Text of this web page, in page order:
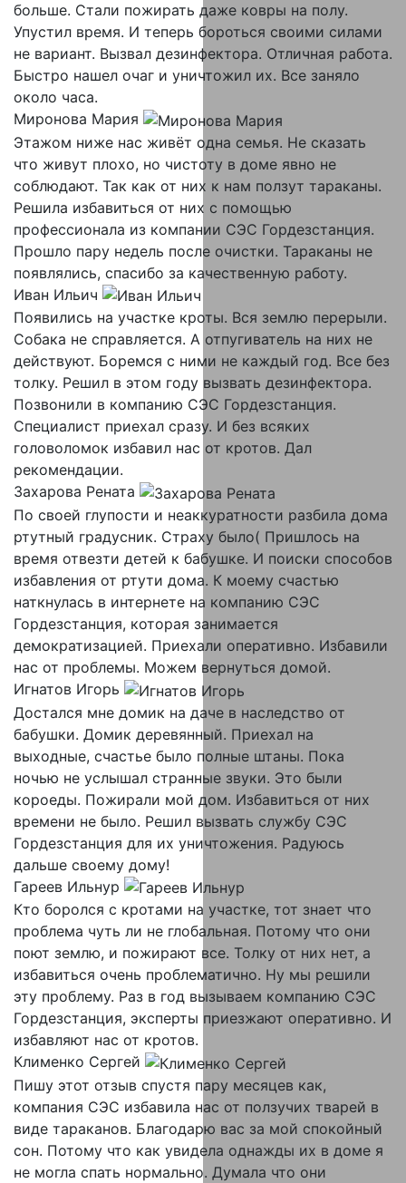
больше. Стали пожирать даже ковры на полу.
Упустил время. И теперь бороться своими силами
не вариант. Вызвал дезинфектора. Отличная работа.
Быстро нашел очаг и уничтожил их. Все заняло
около часа.
Миронова Мария
Этажом ниже нас живёт одна семья. Не сказать
что живут плохо, но чистоту в доме явно не
соблюдают. Так как от них к нам ползут тараканы.
Решила избавиться от них с помощью
профессионала из компании СЭС Гордезстанция.
Прошло пару недель после очистки. Тараканы не
появлялись, спасибо за качественную работу.
Иван Ильич
Появились на участке кроты. Вся землю перерыли.
Собака не справляется. А отпугиватель на них не
действуют. Боремся с ними не каждый год. Все без
толку. Решил в этом году вызвать дезинфектора.
Позвонили в компанию СЭС Гордезстанция.
Специалист приехал сразу. И без всяких
головоломок избавил нас от кротов. Дал
рекомендации.
Захарова Рената
По своей глупости и неаккуратности разбила дома
ртутный градусник. Страху было( Пришлось на
время отвезти детей к бабушке. И поиски способов
избавления от ртути дома. К моему счастью
наткнулась в интернете на компанию СЭС
Гордезстанция, которая занимается
демократизацией. Приехали оперативно. Избавили
нас от проблемы. Можем вернуться домой.
Игнатов Игорь
Достался мне домик на даче в наследство от
бабушки. Домик деревянный. Приехал на
выходные, счастье было полные штаны. Пока
ночью не услышал странные звуки. Это были
короеды. Пожирали мой дом. Избавиться от них
времени не было. Решил вызвать службу СЭС
Гордезстанция для их уничтожения. Радуюсь
дальше своему дому!
Гареев Ильнур
Кто боролся с кротами на участке, тот знает что
проблема чуть ли не глобальная. Потому что они
поют землю, и пожирают все. Толку от них нет, а
избавиться очень проблематично. Ну мы решили
эту проблему. Раз в год вызываем компанию СЭС
Гордезстанция, эксперты приезжают оперативно. И
избавляют нас от кротов.
Клименко Сергей
Пишу этот отзыв спустя пару месяцев как,
компания СЭС избавила нас от ползучих тварей в
виде тараканов. Благодарю вас за мой спокойный
сон. Потому что как увидела однажды их в доме я
не могла спать нормально. Думала что они